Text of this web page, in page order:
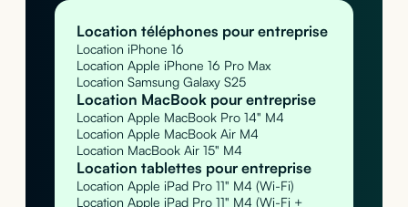
Location téléphones pour entreprise
Location iPhone 16
Location Apple iPhone 16 Pro Max
Location Samsung Galaxy S25
Location MacBook pour entreprise
Location Apple MacBook Pro 14" M4
Location Apple MacBook Air M4
Location MacBook Air 15" M4
Location tablettes pour entreprise
Location Apple iPad Pro 11" M4 (Wi-Fi)
Location Apple iPad Pro 11" M4 (Wi-Fi +